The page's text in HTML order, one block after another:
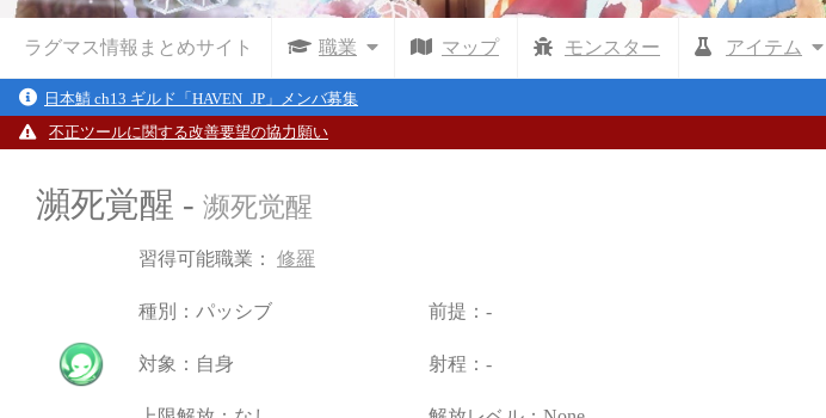
ラグマス情報まとめサイト 職業 マップ モンスター アイテム
日本鯖 ch13 ギルド「HAVEN_JP」メンバ募集
不正ツールに関する改善要望の協力願い
瀕死覚醒 - 濒死觉醒
習得可能職業： 修羅
種別：パッシブ 前提：-
対象：自身 射程：-